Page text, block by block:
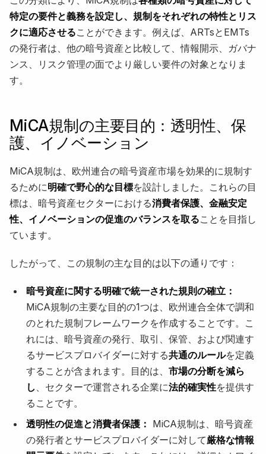
特定の要件と義務を設定し、規制をそれぞれの特性とリス
クに適応させることができます。例えば、ARTsとEMTs
の発行者は、他の暗号資産と比較して、情報開示、ガバナ
ンス、リスク管理の面でより厳しい要件の対象となりま
す。
MiCA規制の主要目的：透明性、保
護、イノベーション
MiCA規制は、欧州連合の暗号資産市場を効果的に規制す
るために明確で野心的な目標を設計しました。これらの目
標は、暗号資産セクターにおける消費者保護、金融安定
性、イノベーションの促進のバランスを取ることを目指し
ています。
したがって、この規制の主な目的は以下の通りです：
暗号資産に関する明確で統一された規則の確立：
MiCA規制の主要な目的の1つは、欧州連合全体で調和
のとれた規制フレームワークを作成することです。こ
れには、暗号資産の発行、取引、保管、および関連す
るサービスプロバイダーに対する共通のルールを定義
することが含まれます。目的は、 市場の分断を減ら
し 、セクターで運営される企業に法的確実性を提供す
ることです。
透明性の促進と消費者保護： MiCA規制は、暗号資産
の発行者とサービスプロバイダーに対して厳格な情報